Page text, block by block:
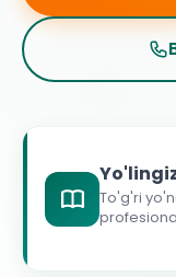
To'g'ri